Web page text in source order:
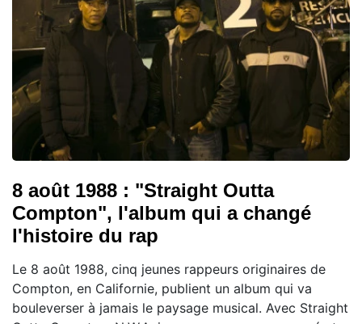
8 août 1988 : "Straight Outta
Compton", l'album qui a changé
l'histoire du rap
Le 8 août 1988, cinq jeunes rappeurs originaires de
Compton, en Californie, publient un album qui va
bouleverser à jamais le paysage musical. Avec Straight